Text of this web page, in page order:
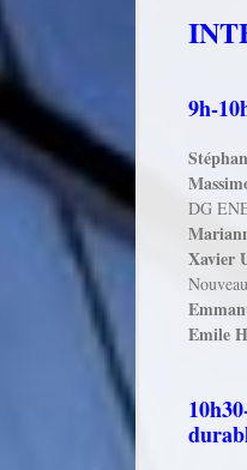
9h-
DG
Xavier
Emile